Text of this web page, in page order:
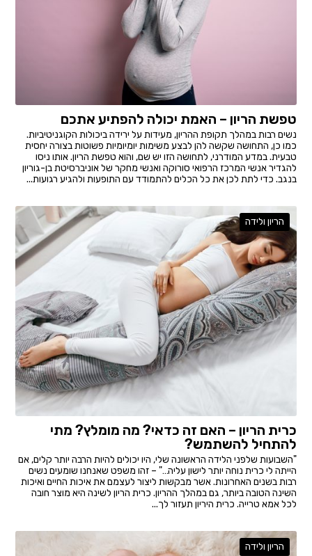
טפשת הריון – האמת יכולה להפתיע אתכם
נשים רבות במהלך תקופת ההריון, מעידות על ירידה ביכולות הקוגניטיביות.
כמו כן, התחושה שקשה להן לבצע משימות יומיומיות פשוטות בצורה יחסית
טבעית. במדע המודרני, לתחושה הזו יש שם, והוא טפשת הריון. אותו ניסו
להגדיר אנשי המרכז הרפואי סורוקה ואנשי מחקר של אוניברסיטת בן-גוריון
בנגב. כדי לתת לכן את כל הכלים להתמודד עם התופעות ולהגיע רגועות...
הריון ולידה
כרית הריון – האם זה כדאי? מה מומלץ? מתי
להתחיל להשתמש?
"השבועות שלפני הלידה הראשונה שלי, היו יכולים להיות הרבה יותר קלים, אם
הייתה לי כרית נוחה יותר לישון עליה…" – זהו משפט שאנחנו שומעים נשים
רבות בשנים האחרונות. אשר מבקשות ליצור לעצמם את איכות החיים ואיכות
השינה הטובה ביותר, גם במהלך ההריון. כרית הריון לשינה היא מוצר חובה
לכל אמא טרייה. כרית היריון תעזור לך...
הריון ולידה